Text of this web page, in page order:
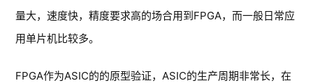
量大，速度快，精度要求高的场合用到FPGA，而一般日常应
用单片机比较多。
FPGA作为ASIC的的原型验证，ASIC的生产周期非常长，在